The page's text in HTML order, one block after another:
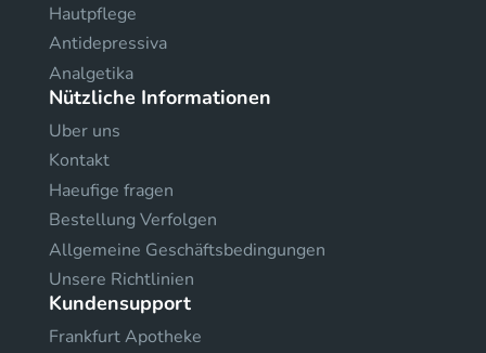
Hautpflege
Antidepressiva
Analgetika
Nützliche Informationen
Uber uns
Kontakt
Haeufige fragen
Bestellung Verfolgen
Allgemeine Geschäftsbedingungen
Unsere Richtlinien
Kundensupport
Frankfurt Apotheke